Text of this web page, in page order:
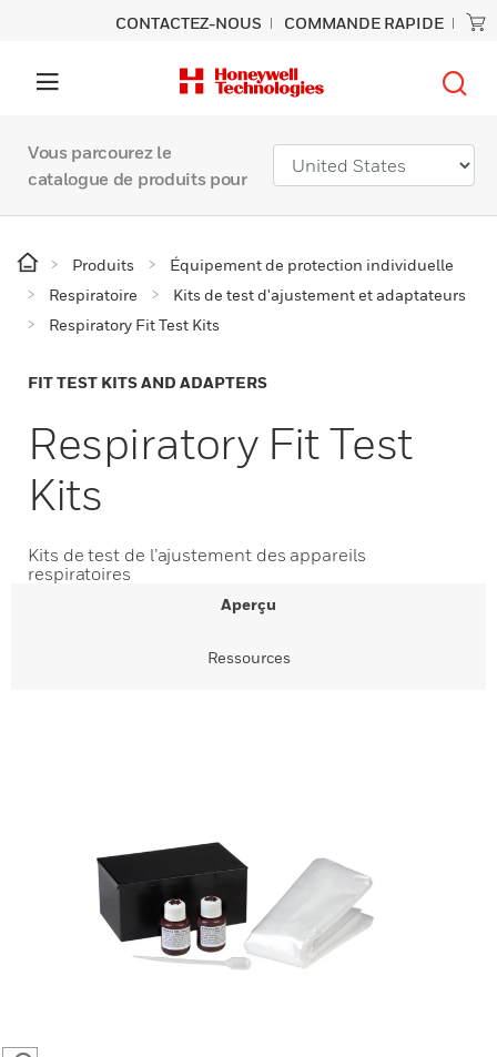
CONTACTEZ-NOUS COMMANDE RAPIDE
Vous parcourez le
catalogue de produits pour
Produits
Équipement de protection individuelle
Respiratoire
Kits de test d'ajustement et adaptateurs
Respiratory Fit Test Kits
FIT TEST KITS AND ADAPTERS
Respiratory Fit Test
Kits
Kits de test de l’ajustement des appareils
respiratoires
Aperçu
Ressources